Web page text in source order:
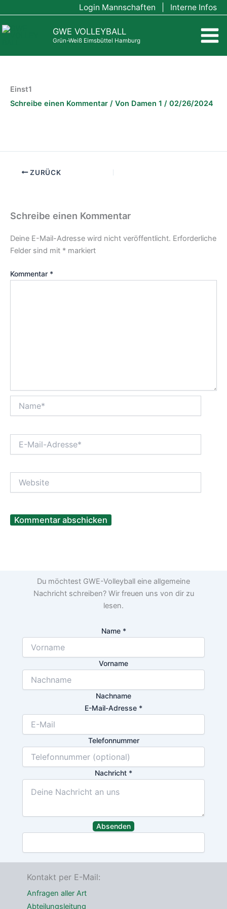
Inhalt
springen
Login Mannschaften Interne Infos
GWE VOLLEYBALL
Grün-Weiß Eimsbüttel Hamburg
Einst1
Schreibe einen Kommentar / Von Damen 1 / 02/26/2024
ZURÜCK
Schreibe einen Kommentar
Deine E-Mail-Adresse wird nicht veröffentlicht. Erforderliche
Felder sind mit * markiert
Kommentar *
Mail-
Du möchtest GWE-Volleyball eine allgemeine
Nachricht schreiben? Wir freuen uns von dir zu
lesen.
Name *
Vorname
Nachname
E-Mail-Adresse *
Telefonnummer
Nachricht *
Absenden
Kontakt per E-Mail:
Anfragen aller Art
Abteilungsleitung